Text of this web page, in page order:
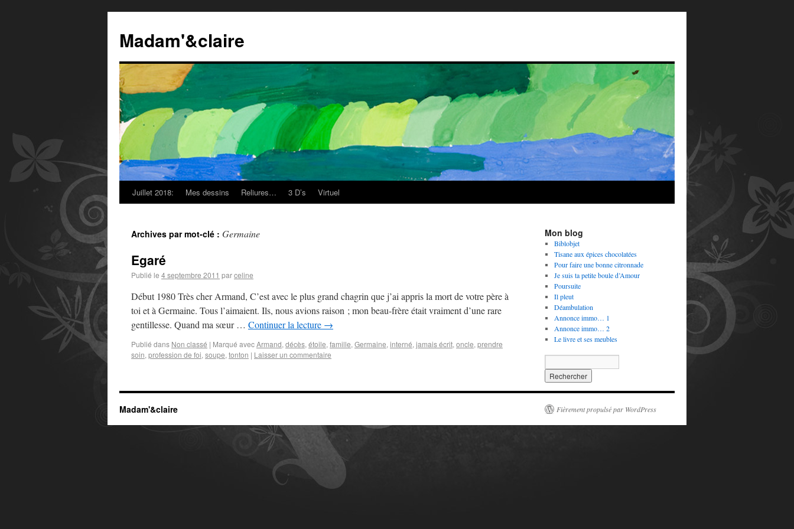
Madam'&claire
Juillet 2018: Mes dessins Reliures… 3 D’s Virtuel
Archives par mot-clé : Germaine
Egaré
Publié le 4 septembre 2011 parceline
Début 1980 Très cher Armand, C’est avec le plus grand chagrin que j’ai appris la mort de votre père à
toi et à Germaine. Tous l’aimaient. Ils, nous avions raison ; mon beau-frère était vraiment d’une rare
gentillesse. Quand ma sœur … Continuer la lecture →
Publié dans Non classé | Marqué avecArmand, décès, étoile, famille, Germaine, interné, jamais écrit, oncle, prendre
soin, profession de foi, soupe, tonton | Laisser un commentaire
Mon blog
Biblobjet
Tisane aux épices chocolatées
Pour faire une bonne citronnade
Je suis ta petite boule d’Amour
Poursuite
Il pleut
Déambulation
Annonce immo… 1
Annonce immo… 2
Le livre et ses meubles
Madam'&claire Fièrement propulsé par WordPress